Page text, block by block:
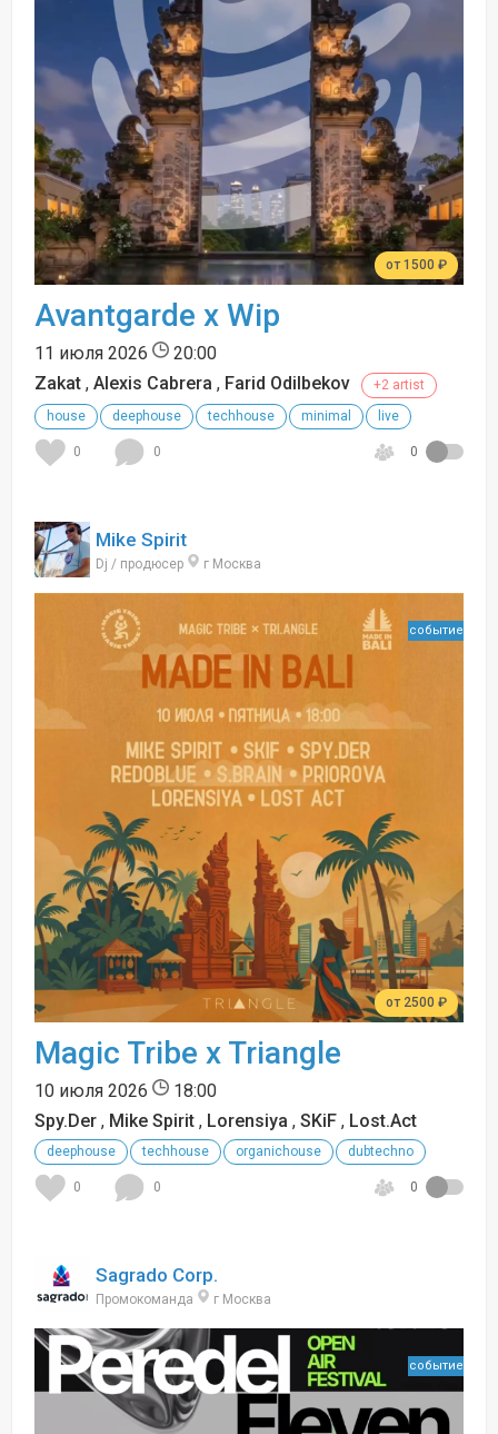
от 1500 ₽
Avantgarde x Wip
11 июля 2026
20:00
Zakat , Alexis Cabrera , Farid Odilbekov
+2 artist
house
deephouse techhouse minimal live
0 0 0
Mike Spirit
Dj / продюсер г Москва
от 2500 ₽
событие
Magic Tribe x Triangle
10 июля 2026
18:00
Spy.Der , Mike Spirit , Lorensiya , SKiF , Lost.Act
deephouse techhouse organichouse dubtechno
0 0 0
Sagrado Corp.
Промокоманда г Москва
событие